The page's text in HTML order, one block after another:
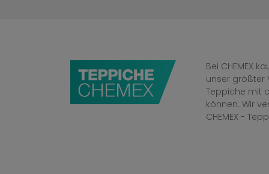
Bei CHEMEX
unser größter
Teppiche mit
können. Wir
CHEMEX -